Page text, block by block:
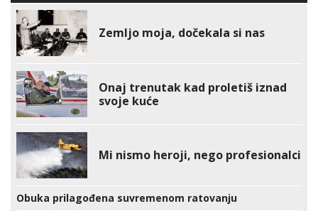
Zemljo moja, dočekala si nas
Onaj trenutak kad proletiš iznad
svoje kuće
Mi nismo heroji, nego profesionalci
Obuka prilagođena suvremenom ratovanju